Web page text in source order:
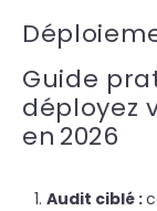
Guide
déployez
en 2026
Audit ciblé :